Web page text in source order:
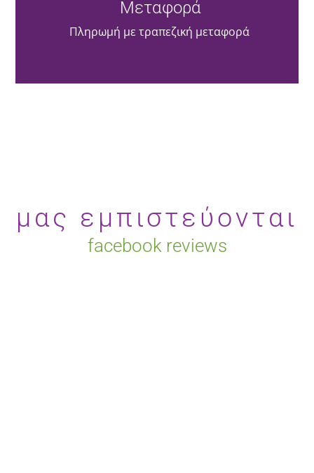
Μεταφορά
Πληρωμή με τραπεζική μεταφορά
μας εμπιστεύονται
facebook reviews